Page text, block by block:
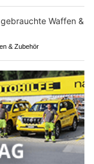
& Zubehör